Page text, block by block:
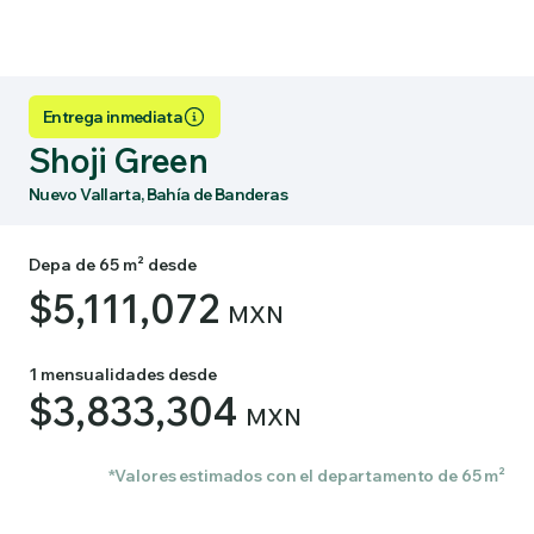
Entrega inmediata
Shoji Green
Nuevo Vallarta, Bahía de Banderas
Depa de 65 m² desde
$5,111,072 MXN
1 mensualidades desde
$3,833,304 MXN
*Valores estimados con el departamento de 65 m²